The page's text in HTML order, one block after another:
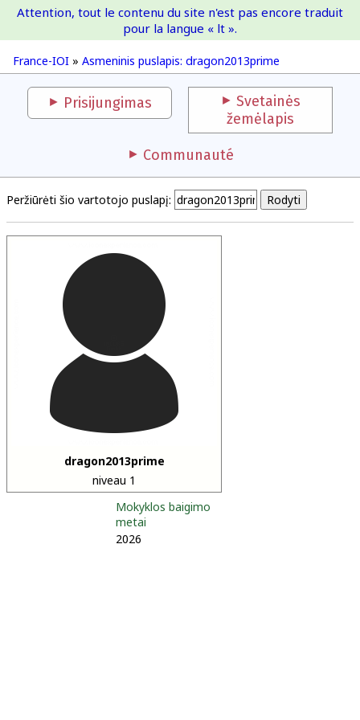
France-IOI
France-IOI » Asmeninis puslapis: dragon2013prime
Attention, tout le contenu du site n'est pas encore traduit
pour la langue « lt ».
Prisijungimas
Svetainės
žemėlapis
Communauté
Peržiūrėti šio vartotojo puslapį:
dragon2013prime
niveau 1
Mokyklos baigimo
metai
2026